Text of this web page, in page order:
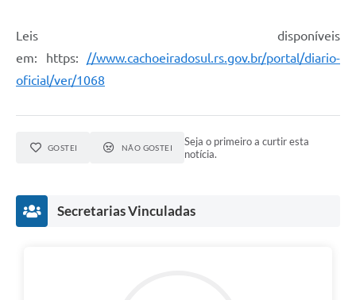
Leis disponíveis
em: https: //www.cachoeiradosul.rs.gov.br/portal/diario-
oficial/ver/1068
GOSTEI NÃO GOSTEI
Seja o primeiro a curtir esta
notícia.
Secretarias Vinculadas